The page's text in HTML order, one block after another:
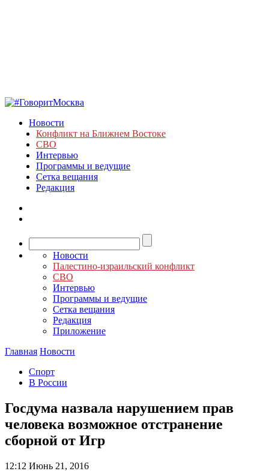
Новости
Конфликт на Ближнем Востоке
СВО
Интервью
Программы и ведущие
Сетка вещания
Редакция
Новости
Палестино-израильский конфликт
СВО
Интервью
Программы и ведущие
Сетка вещания
Редакция
Приложение
Главная Новости
Спорт
В России
Госдума назвала нарушением прав
человека возможное отстранение
сборной от Игр
12:12 Июнь 21, 2016